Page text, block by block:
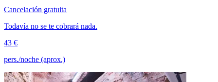
Cancelación gratuita
Todavía no se te cobrará nada.
43 €
pers./noche (aprox.)